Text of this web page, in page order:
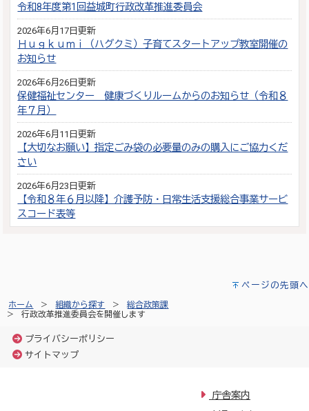
令和8年度第1回益城町行政改革推進委員会
2026年6月17日更新
Ｈｕｇｋｕｍｉ（ハグクミ）子育てスタートアップ教室開催の
お知らせ
2026年6月26日更新
保健福祉センター 健康づくりルームからのお知らせ（令和８
年７月）
2026年6月11日更新
【大切なお願い】指定ごみ袋の必要量のみの購入にご協力くだ
さい
2026年6月23日更新
【令和８年６月以降】介護予防・日常生活支援総合事業サービ
スコード表等
ページの先頭へ
ホーム 組織から探す
総合政策課
行政改革推進委員会を開催します
プライバシーポリシー
サイトマップ
庁舎案内